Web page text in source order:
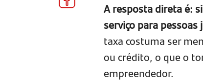
A resposta direta é:
serviço para pessoas
taxa costuma ser
ou crédito, o que o
empreendedor.